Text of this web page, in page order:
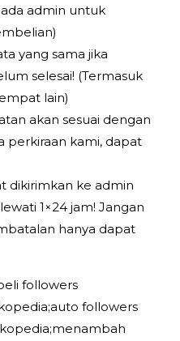
admin untuk
yang sama jika
selesai! (Termasuk
lain)
akan sesuai dengan
perkiraan kami, dapat
dikirimkan ke admin
1×24 jam! Jangan
hanya dapat
followers
followers